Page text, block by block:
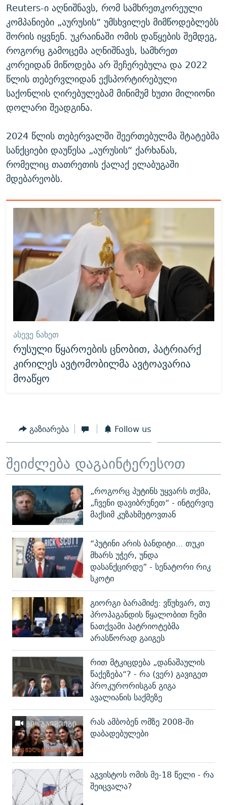
Reuters-ი აღნიშნავს, რომ სამხრეთკორეული
კომპანიები „აურუსის“ უმსხვილეს მიმწოდებლებს
შორის იყვნენ. უკრაინაში ომის დაწყების შემდეგ,
როგორც გამოცემა აღნიშნავს, სამხრეთ
კორეიდან მიწოდება არ შეჩერებულა და 2022
წლის თებერვლიდან ექსპორტირებული
საქონლის ღირებულებამ მინიმუმ ხუთი მილიონი
დოლარი შეადგინა.
2024 წლის თებერვალში შეერთებულმა შტატებმა
სანქციები დაუწესა „აურუსის“ ქარხანას,
რომელიც თათრეთის ქალაქ ელაბუგაში
მდებარეობს.
ᲐᲡᲔᲕᲔ ᲜᲐᲮᲔᲗ
რუსული წყაროების ცნობით, პატრიარქ
კირილეს ავტომობილმა ავტოავარია
მოაწყო
გაზიარება Follow us
შეიძლება დაგაინტერესოთ
„როგორც პუტინს უყვარს თქმა,
„ჩვენი დავიბრუნეთ“ - ინტერვიუ
მაქსიმ კუზახმეტოვთან
“პუტინი არის ბანდიტი... თუკი
მხარს უჭერ, უნდა
დასანქცირდე” - სენატორი რიკ
სკოტი
გიორგი ბარამიძე: ვწუხვარ, თუ
პროპაგანდის წყალობით ჩემი
ნათქვამი პატრიოტებმა
არასწორად გაიგეს
რით მტკიცდება „დანაშაულის
წაქეზება“? - რა (ვერ) გავიგეთ
პროკურორისგან გიგა
ავალიანის საქმეზე
რას ამბობენ ომზე 2008-ში
დაბადებულები
აგვისტოს ომის მე-18 წელი - რა
შეიცვალა?